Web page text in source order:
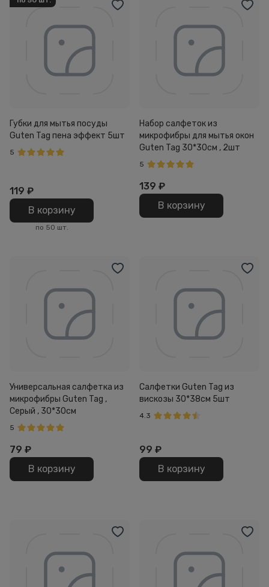
Губки для мытья посуды
Guten Tag пена эффект 5шт
5
119 ₽
В корзину
по 50 шт.
Набор салфеток из
микрофибры для мытья окон
Guten Tag 30*30см , 2шт
5
139 ₽
В корзину
Универсальная салфетка из
микрофибры Guten Tag ,
Серый , 30*30см
5
79 ₽
В корзину
Салфетки Guten Tag из
вискозы 30*38см 5шт
4.3
99 ₽
В корзину